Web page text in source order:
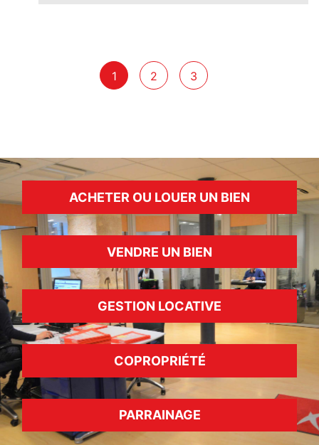
1 2 3
ACHETER OU LOUER UN BIEN
VENDRE UN BIEN
GESTION LOCATIVE
COPROPRIÉTÉ
PARRAINAGE